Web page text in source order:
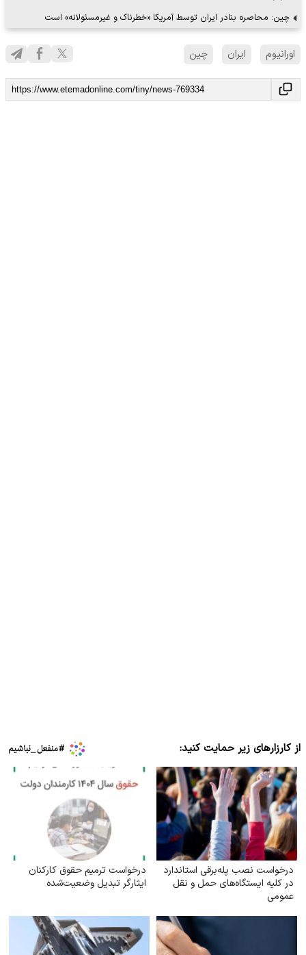
چین: محاصره بنادر ایران توسط آمریکا «خطرناک و غیرمسئولانه» است
اورانیوم ایران چین
از کارزارهای زیر حمایت کنید:
درخواست نصب پله‌برقی استاندارد
در کلیه ایستگاه‌های حمل‌ و نقل
عمومی
درخواست ترمیم حقوق کارکنان
ایثارگر تبدیل وضعیت‌شده